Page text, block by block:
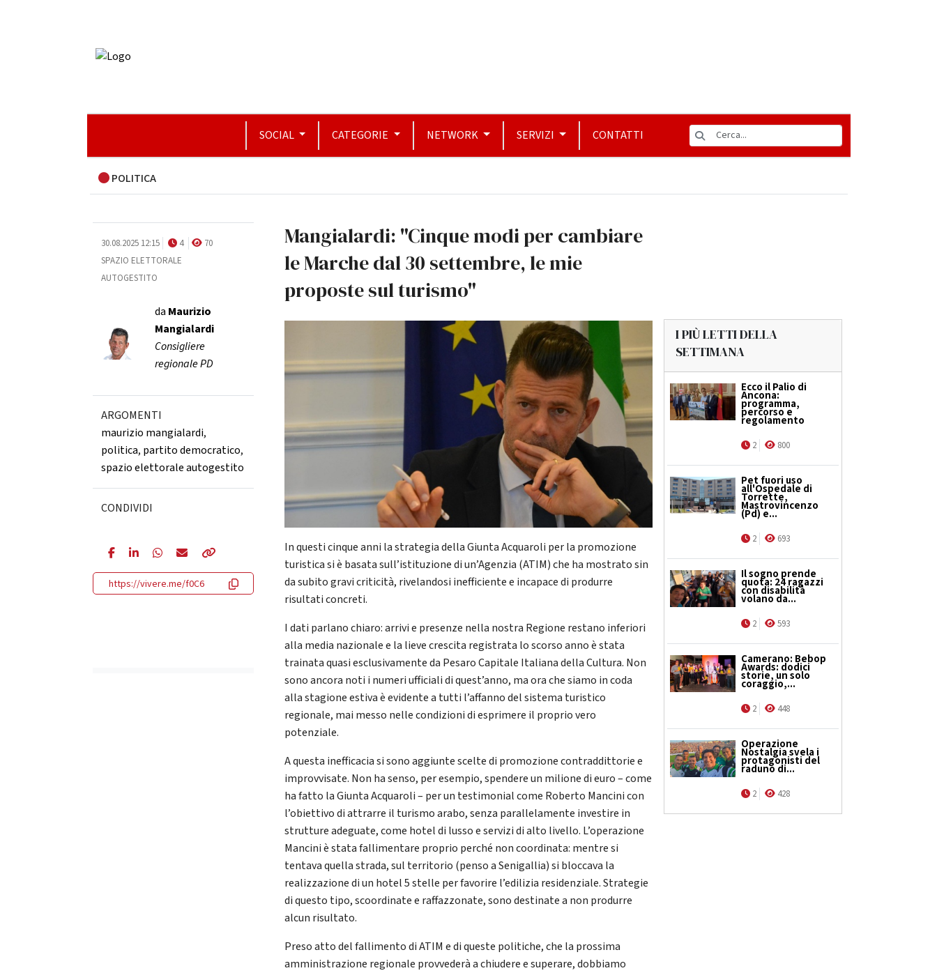
SOCIAL CATEGORIE NETWORK SERVIZI CONTATTI
POLITICA
30.08.2025 12:15 4
70
SPAZIO ELETTORALE
AUTOGESTITO
da Maurizio
Mangialardi
Consigliere
regionale PD
ARGOMENTI
maurizio mangialardi,
politica, partito democratico,
spazio elettorale autogestito
CONDIVIDI
https://vivere.me/f0C6
Mangialardi: "Cinque modi per cambiare
le Marche dal 30 settembre, le mie
proposte sul turismo"
In questi cinque anni la strategia della Giunta Acquaroli per la promozione
turistica si è basata sull’istituzione di un’Agenzia (ATIM) che ha mostrato sin
da subito gravi criticità, rivelandosi inefficiente e incapace di produrre
risultati concreti.
I dati parlano chiaro: arrivi e presenze nella nostra Regione restano inferiori
alla media nazionale e la lieve crescita registrata lo scorso anno è stata
trainata quasi esclusivamente da Pesaro Capitale Italiana della Cultura. Non
sono ancora noti i numeri ufficiali di quest’anno, ma ora che siamo in coda
alla stagione estiva è evidente a tutti l’affanno del sistema turistico
regionale, mai messo nelle condizioni di esprimere il proprio vero
potenziale.
A questa inefficacia si sono aggiunte scelte di promozione contraddittorie e
improvvisate. Non ha senso, per esempio, spendere un milione di euro – come
ha fatto la Giunta Acquaroli – per un testimonial come Roberto Mancini con
l’obiettivo di attrarre il turismo arabo, senza parallelamente investire in
strutture adeguate, come hotel di lusso e servizi di alto livello. L’operazione
Mancini è stata fallimentare proprio perché non coordinata: mentre si
tentava quella strada, sul territorio (penso a Senigallia) si bloccava la
realizzazione di un hotel 5 stelle per favorire l’edilizia residenziale. Strategie
di questo tipo, scoordinate e raffazzonate, sono destinate a non produrre
alcun risultato.
Preso atto del fallimento di ATIM e di queste politiche, che la prossima
amministrazione regionale provvederà a chiudere e superare, dobbiamo
I PIÙ LETTI DELLA
SETTIMANA
Ecco il Palio di
Ancona:
programma,
percorso e
regolamento
2 800
Pet fuori uso
all'Ospedale di
Torrette,
Mastrovincenzo
(Pd) e...
2 693
Il sogno prende
quota: 24 ragazzi
con disabilità
volano da...
2 593
Camerano: Bebop
Awards: dodici
storie, un solo
coraggio,...
2 448
Operazione
Nostalgia svela i
protagonisti del
raduno di...
2 428